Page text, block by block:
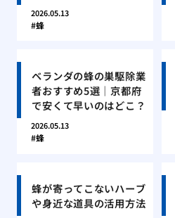
2026.05.13
蜂
ベランダの蜂の巣駆除業
者おすすめ5選｜京都府
で安くて早いのはどこ？
2026.05.13
蜂
蜂が寄ってこないハーブ
や身近な道具の活用方法